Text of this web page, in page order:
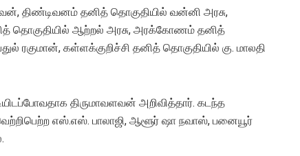
திண்டிவனம் தனித் தொகுதியில் வன்னி அரசு,
தொகுதியில் ஆற்றல் அரசு, அரக்கோணம் தனித்
ரகுமான், கள்ளக்குறிச்சி தனித் தொகுதியில் கு. மாலதி
திருமாவளவன் அறிவித்தார். கடந்த
எஸ்.எஸ். பாலாஜி, ஆளூர் ஷா நவாஸ், பனையூர்